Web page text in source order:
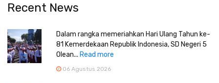
Recent News
Dalam rangka memeriahkan Hari Ulang Tahun ke-
81 Kemerdekaan Republik Indonesia, SD Negeri 5
Olean... Read more
06 Agustus 2026